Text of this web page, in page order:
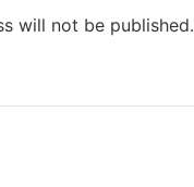
will not be published.